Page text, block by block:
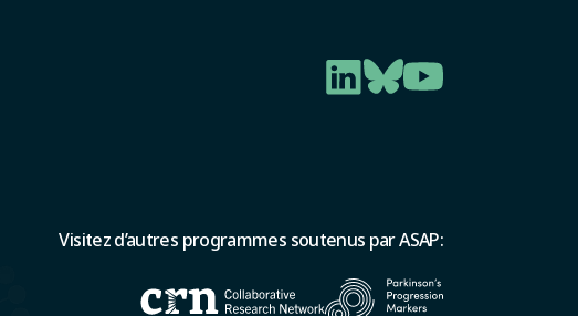
Visitez d’autres programmes soutenus par ASAP: